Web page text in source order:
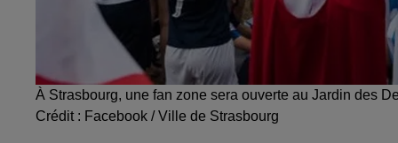
À Strasbourg, une fan zone sera ouverte au Jardin des
Crédit : Facebook / Ville de Strasbourg